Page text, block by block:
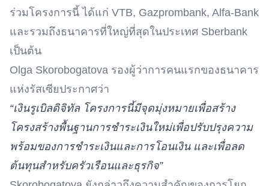
ร่วมโครงการนี้ ได้แก่ VTB, Gazprombank, Alfa-Bank
และรวมถึงธนาคารที่ใหญ่ที่สุดในประเทศ Sberbank
เป็นต้น
Olga Skorobogatova รองผู้ว่าการคนแรกของธนาคาร
แห่งรัสเซียประกาศว่า
“เงินรูเบิลดิจิทัล โครงการนี้มีจุดมุ่งหมายเพื่อสร้าง
โครงสร้างพื้นฐานการชำระเงินใหม่เพื่อปรับปรุงความ
พร้อมของการชำระเงินและการโอนเงิน และเพื่อลด
ต้นทุนสำหรับครัวเรือนและธุรกิจ”